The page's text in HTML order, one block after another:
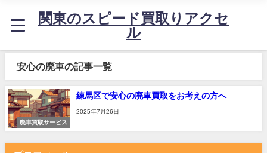
関東のスピード買取りアクセ
ル
安心の廃車の記事一覧
廃車買取サービス
練馬区で安心の廃車買取をお考えの方へ
2025年7月26日